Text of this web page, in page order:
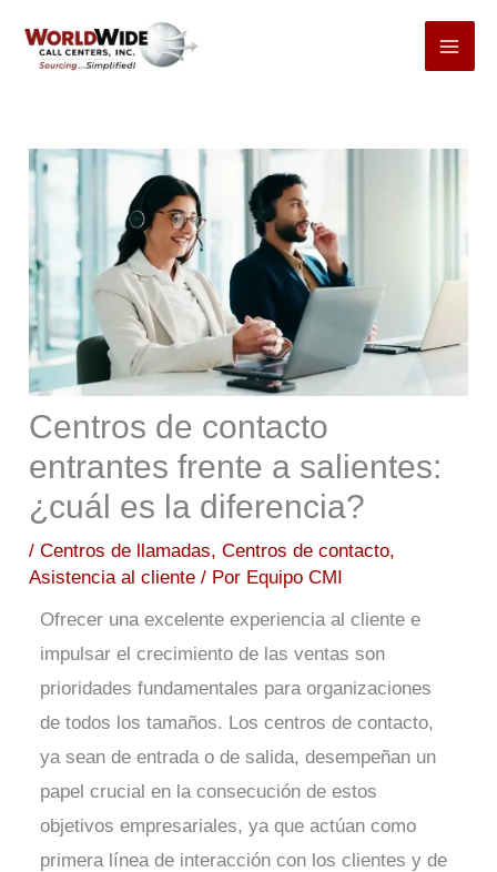
Centros de contacto
entrantes frente a salientes:
¿cuál es la diferencia?
/Centros de llamadas,Centros de contacto,
Asistencia al cliente / Por Equipo CMI
Ofrecer una excelente experiencia al cliente e
impulsar el crecimiento de las ventas son
prioridades fundamentales para organizaciones
de todos los tamaños. Los centros de contacto,
ya sean de entrada o de salida, desempeñan un
papel crucial en la consecución de estos
objetivos empresariales, ya que actúan como
primera línea de interacción con los clientes y de